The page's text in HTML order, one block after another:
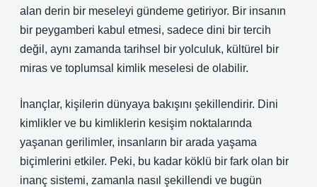
alan derin bir meseleyi gündeme getiriyor. Bir insanın
bir peygamberi kabul etmesi, sadece dini bir tercih
değil, aynı zamanda tarihsel bir yolculuk, kültürel bir
miras ve toplumsal kimlik meselesi de olabilir.
İnançlar, kişilerin dünyaya bakışını şekillendirir. Dini
kimlikler ve bu kimliklerin kesişim noktalarında
yaşanan gerilimler, insanların bir arada yaşama
biçimlerini etkiler. Peki, bu kadar köklü bir fark olan bir
inanç sistemi, zamanla nasıl şekillendi ve bugün